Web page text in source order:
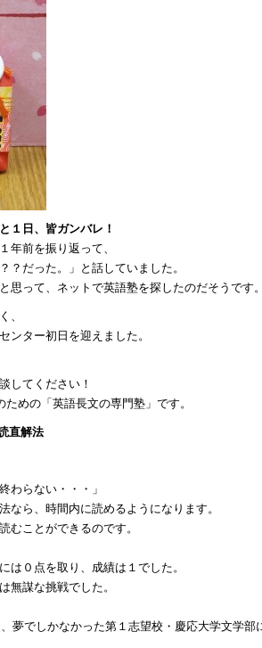
１日、皆ガンバレ！
年前を振り返って、
？だった。」と話していました。
思って、ネットで英語塾を探したのだそうです。
、
ンター初日を迎えました。
してください！
めの「英語長文の専門塾」です。
直解法
わらない・・・」
なら、時間内に読めるようになります。
むことができるのです。
は０点を取り、成績は１でした。
無謀な挑戦でした。
夢でしかなかった第１志望校・慶応大学文学部